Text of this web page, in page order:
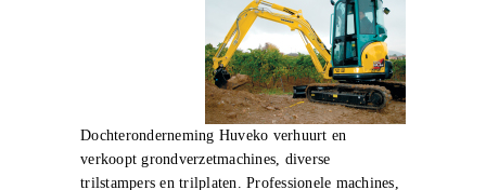
Dochteronderneming Huveko verhuurt en
verkoopt grondverzetmachines, diverse
trilstampers en trilplaten. Professionele machines,